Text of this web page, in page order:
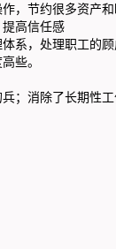
，节约很多资产和
提高信任感
系，处理职工的
些。
；消除了长期性